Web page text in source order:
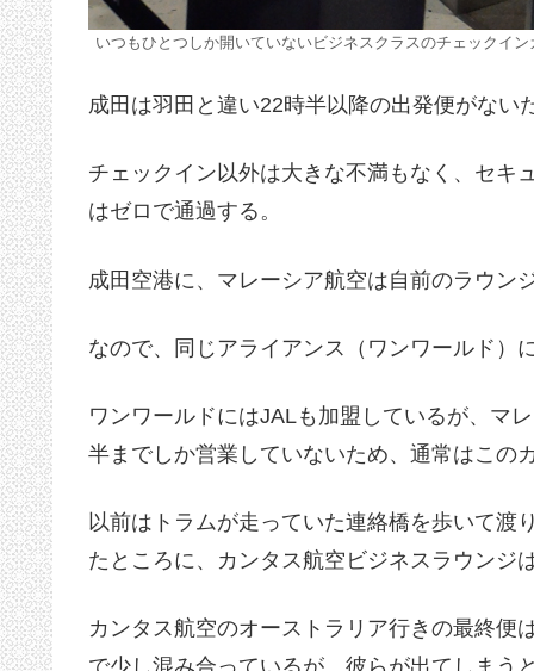
いつもひとつしか開いていないビジネスクラスのチェックイン
成田は羽田と違い22時半以降の出発便がない
チェックイン以外は大きな不満もなく、セキ
はゼロで通過する。
成田空港に、マレーシア航空は自前のラウン
なので、同じアライアンス（ワンワールド）
ワンワールドにはJALも加盟しているが、マ
半までしか営業していないため、通常はこの
以前はトラムが走っていた連絡橋を歩いて渡
たところに、カンタス航空ビジネスラウンジ
カンタス航空のオーストラリア行きの最終便